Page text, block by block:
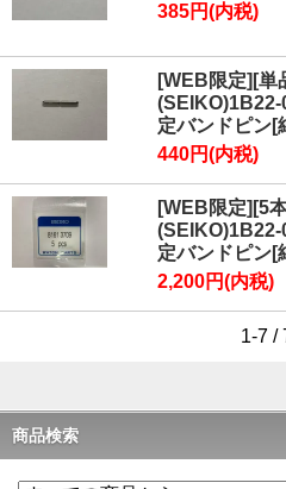
385円(内税)
[WEB限定][単
(SEIKO)1B22-
定バンドピン[
440円(内税)
[WEB限定][5
(SEIKO)1B22-
定バンドピン[
2,200円(内税)
1-7 /
商品検索